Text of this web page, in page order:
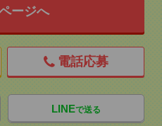
ージへ
電話応募
LINEで送る